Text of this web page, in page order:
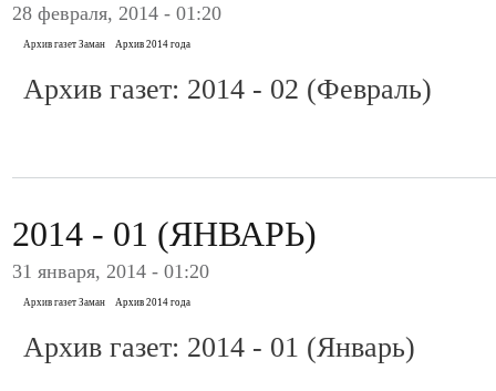
28 февраля, 2014 - 01:20
Архив газет Заман Архив 2014 года
Архив газет: 2014 - 02 (Февраль)
2014 - 01 (ЯНВАРЬ)
31 января, 2014 - 01:20
Архив газет Заман Архив 2014 года
Архив газет: 2014 - 01 (Январь)